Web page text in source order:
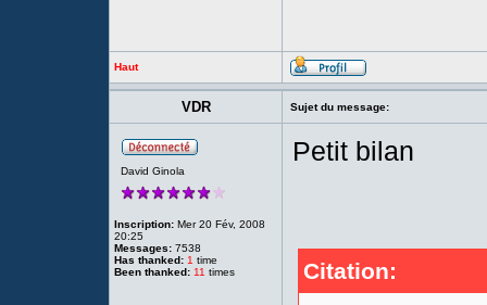
Haut
VDR Sujet du message:
David Ginola
Inscription: Mer 20 Fév, 2008
20:25
Messages: 7538
Has thanked: 1 time
Been thanked: 11 times
Petit bilan
Citation: